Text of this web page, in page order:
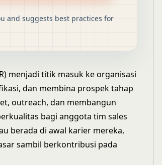
and suggests best practices for
menjadi titik masuk ke organisasi
dan membina prospek tahap
outreach, dan membangun
bagi anggota tim sales
berada di awal karier mereka,
sambil berkontribusi pada